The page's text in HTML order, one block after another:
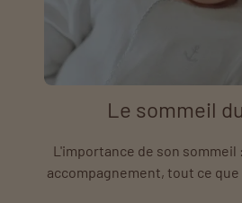
Le sommeil
L'importance de son
accompagnement, tout ce que